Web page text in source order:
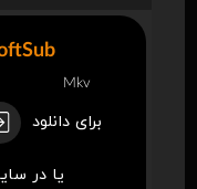
برای دانلود
یا در
Mkv